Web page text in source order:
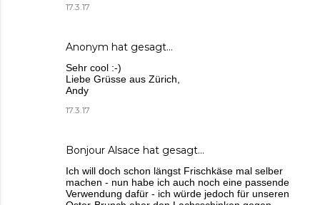
17.3.17
Anonym hat gesagt…
Sehr cool :-)
Liebe Grüsse aus Zürich,
Andy
17.3.17
Bonjour Alsace hat gesagt…
Ich will doch schon längst Frischkäse mal selber
machen - nun habe ich auch noch eine passende
Verwendung dafür - ich würde jedoch für unseren